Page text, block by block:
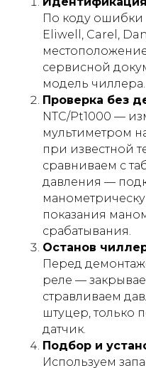
По коду ошибки
Eliwell, Carel,
сервисной
модель чиллера.
Проверка без
NTC/Pt1000 —
мультиметром
при известной
сравниваем с
давления —
показания
срабатывания.
Останов
Перед
реле —
стравливаем
штуцер, только
датчик.
Подбор и
Используем